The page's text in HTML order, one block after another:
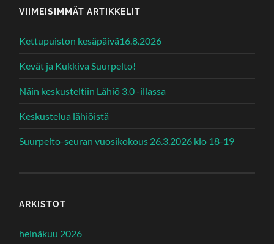
VIIMEISIMMÄT ARTIKKELIT
Kettupuiston kesäpäivä16.8.2026
Kevät ja Kukkiva Suurpelto!
Näin keskusteltiin Lähiö 3.0 -illassa
Keskustelua lähiöistä
Suurpelto-seuran vuosikokous 26.3.2026 klo 18-19
ARKISTOT
heinäkuu 2026